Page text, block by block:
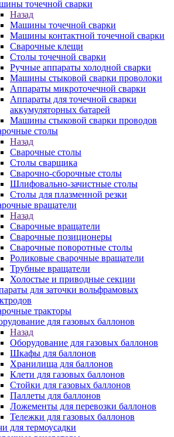
точечной сварки
Назад
Машины точечной сварки
Машины контактной точечной сварки
Сварочные клещи
Столы точечной сварки
Ручные аппараты холодной сварки
Машины стыковой сварки проволоки
Аппараты микроточечной сварки
Аппараты для точечной сварки
аккумуляторных батарей
Машины стыковой сварки проводов
столы
Назад
Сварочные столы
Столы сварщика
Сварочно-сборочные столы
Шлифовально-зачистные столы
Столы для плазменной резки
вращатели
Назад
Сварочные вращатели
Сварочные позиционеры
Сварочные поворотные столы
Роликовые сварочные вращатели
Трубные вращатели
Холостые и приводные секции
для заточки вольфрамовых
тракторы
для газовых баллонов
Назад
Оборудование для газовых баллонов
Шкафы для баллонов
Хранилища для баллонов
Клети для газовых баллонов
Стойки для газовых баллонов
Паллеты для баллонов
Ложементы для перевозки баллонов
Тележки для газовых баллонов
для термоусадки